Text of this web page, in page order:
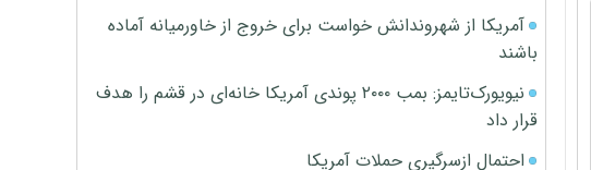
آمریکا از شهروندانش خواست برای خروج از خاورمیانه آماده
باشند
نیویورک‌تایمز: بمب ۲۰۰۰ پوندی آمریکا خانه‌ای در قشم را هدف
قرار داد
احتمال ازسرگیری حملات آمریکا